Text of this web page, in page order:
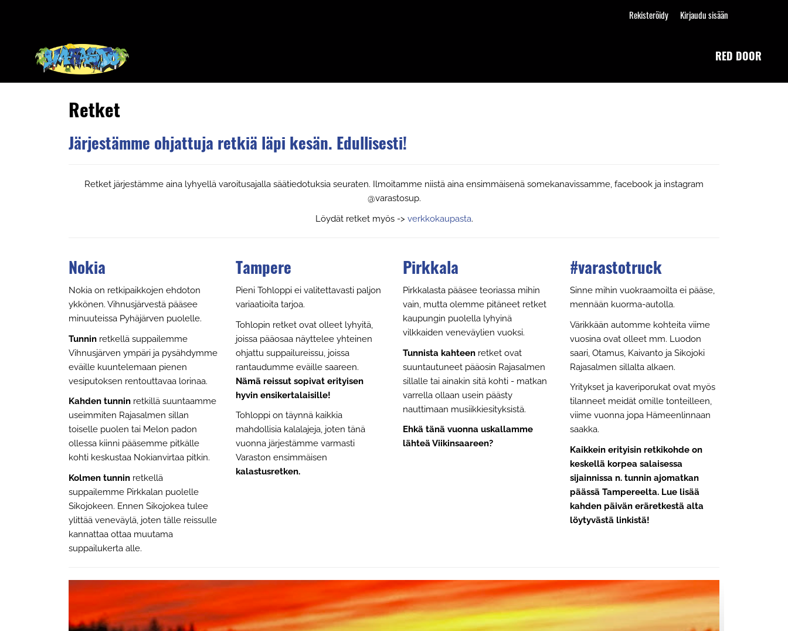
Rekisteröidy Kirjaudu sisään
RED DOOR
Retket
Järjestämme ohjattuja retkiä läpi kesän. Edullisesti!
Retket järjestämme aina lyhyellä varoitusajalla säätiedotuksia seuraten. Ilmoitamme niistä aina ensimmäisenä somekanavissamme, facebook ja instagram
@varastosup.
Löydät retket myös -> verkkokaupasta.
Nokia
Nokia on retkipaikkojen ehdoton
ykkönen. Vihnusjärvestä pääsee
minuuteissa Pyhäjärven puolelle.
Tunnin retkellä suppailemme
Vihnusjärven ympäri ja pysähdymme
eväille kuuntelemaan pienen
vesiputoksen rentouttavaa lorinaa.
Kahden tunnin retkillä suuntaamme
useimmiten Rajasalmen sillan
toiselle puolen tai Melon padon
ollessa kiinni pääsemme pitkälle
kohti keskustaa Nokianvirtaa pitkin.
Kolmen tunnin retkellä
suppailemme Pirkkalan puolelle
Sikojokeen. Ennen Sikojokea tulee
ylittää veneväylä, joten tälle reissulle
kannattaa ottaa muutama
suppailukerta alle.
Tampere
Pieni Tohloppi ei valitettavasti paljon
variaatioita tarjoa.
Tohlopin retket ovat olleet lyhyitä,
joissa pääosaa näyttelee yhteinen
ohjattu suppailureissu, joissa
rantaudumme eväille saareen.
Nämä reissut sopivat erityisen
hyvin ensikertalaisille!
Tohloppi on täynnä kaikkia
mahdollisia kalalajeja, joten tänä
vuonna järjestämme varmasti
Varaston ensimmäisen
kalastusretken.
Pirkkala
Pirkkalasta pääsee teoriassa mihin
vain, mutta olemme pitäneet retket
kaupungin puolella lyhyinä
vilkkaiden veneväylien vuoksi.
Tunnista kahteen retket ovat
suuntautuneet pääosin Rajasalmen
sillalle tai ainakin sitä kohti - matkan
varrella ollaan usein päästy
nauttimaan musiikkiesityksistä.
Ehkä tänä vuonna uskallamme
lähteä Viikinsaareen?
#varastotruck
Sinne mihin vuokraamoilta ei pääse,
mennään kuorma-autolla.
Värikkään automme kohteita viime
vuosina ovat olleet mm. Luodon
saari, Otamus, Kaivanto ja Sikojoki
Rajasalmen sillalta alkaen.
Yritykset ja kaveriporukat ovat myös
tilanneet meidät omille tonteilleen,
viime vuonna jopa Hämeenlinnaan
saakka.
Kaikkein erityisin retkikohde on
keskellä korpea salaisessa
sijainnissa n. tunnin ajomatkan
päässä Tampereelta. Lue lisää
kahden päivän eräretkestä alta
löytyvästä linkistä!